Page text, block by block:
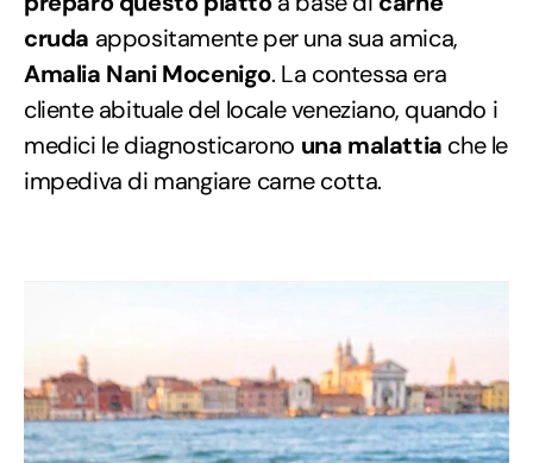
cruda appositamente per una sua amica,
Amalia Nani Mocenigo. La contessa era
cliente abituale del locale veneziano, quando i
medici le diagnosticarono una malattia che le
impediva di mangiare carne cotta.